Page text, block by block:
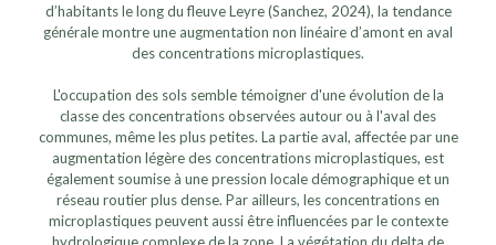
d’habitants le long du fleuve Leyre (Sanchez, 2024), la tendance
générale montre une augmentation non linéaire d’amont en aval
des concentrations microplastiques.
L'occupation des sols semble témoigner d'une évolution de la
classe des concentrations observées autour ou à l'aval des
communes, même les plus petites. La partie aval, affectée par une
augmentation légère des concentrations microplastiques, est
également soumise à une pression locale démographique et un
réseau routier plus dense. Par ailleurs, les concentrations en
microplastiques peuvent aussi être influencées par le contexte